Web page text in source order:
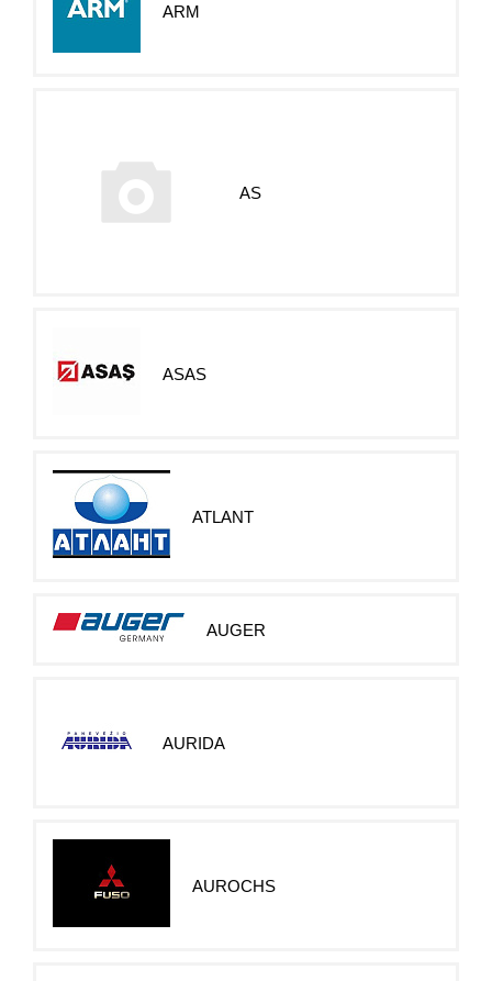
ARM
AS
ASAS
ATLANT
AUGER
AURIDA
AUROCHS